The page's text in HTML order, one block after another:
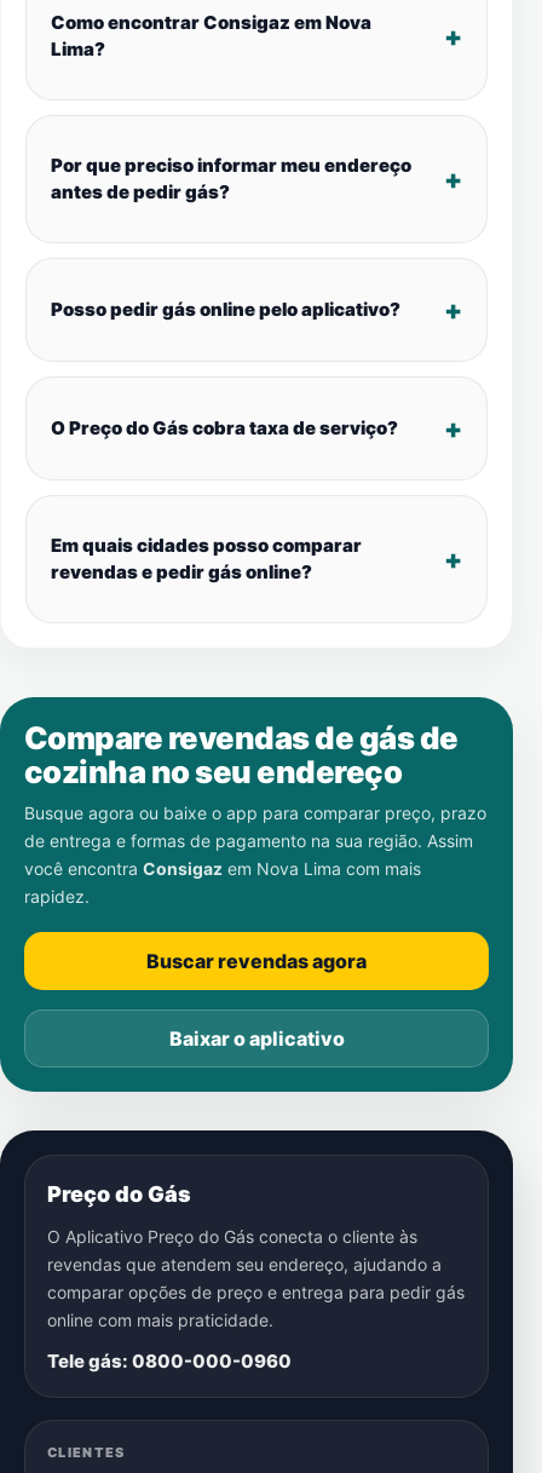
Como encontrar Consigaz em Nova
Lima?
Por que preciso informar meu endereço
antes de pedir gás?
Posso pedir gás online pelo aplicativo?
O Preço do Gás cobra taxa de serviço?
Em quais cidades posso comparar
revendas e pedir gás online?
Compare revendas de gás de
cozinha no seu endereço
Busque agora ou baixe o app para comparar preço, prazo
de entrega e formas de pagamento na sua região. Assim
você encontra Consigaz em Nova Lima com mais
rapidez.
Buscar revendas agora
Baixar o aplicativo
Preço do Gás
O Aplicativo Preço do Gás conecta o cliente às
revendas que atendem seu endereço, ajudando a
comparar opções de preço e entrega para pedir gás
online com mais praticidade.
Tele gás: 0800-000-0960
CLIENTES